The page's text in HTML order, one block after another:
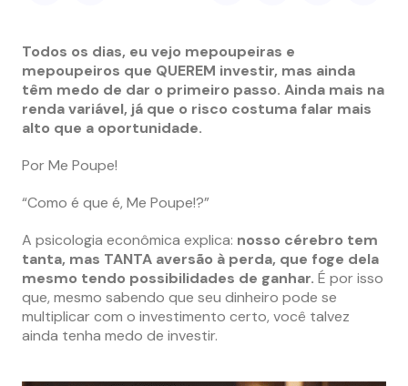
Todos os dias, eu vejo mepoupeiras e
mepoupeiros que QUEREM investir, mas ainda
têm medo de dar o primeiro passo. Ainda mais na
renda variável, já que o risco costuma falar mais
alto que a oportunidade.
Por Me Poupe!
“Como é que é, Me Poupe!?”
A psicologia econômica explica: nosso cérebro tem
tanta, mas TANTA aversão à perda, que foge dela
mesmo tendo possibilidades de ganhar. É por isso
que, mesmo sabendo que seu dinheiro pode se
multiplicar com o investimento certo, você talvez
ainda tenha medo de investir.